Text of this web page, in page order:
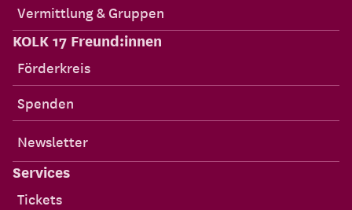
Vermittlung & Gruppen
KOLK 17 Freund:innen
Förderkreis
Spenden
Newsletter
Services
Tickets